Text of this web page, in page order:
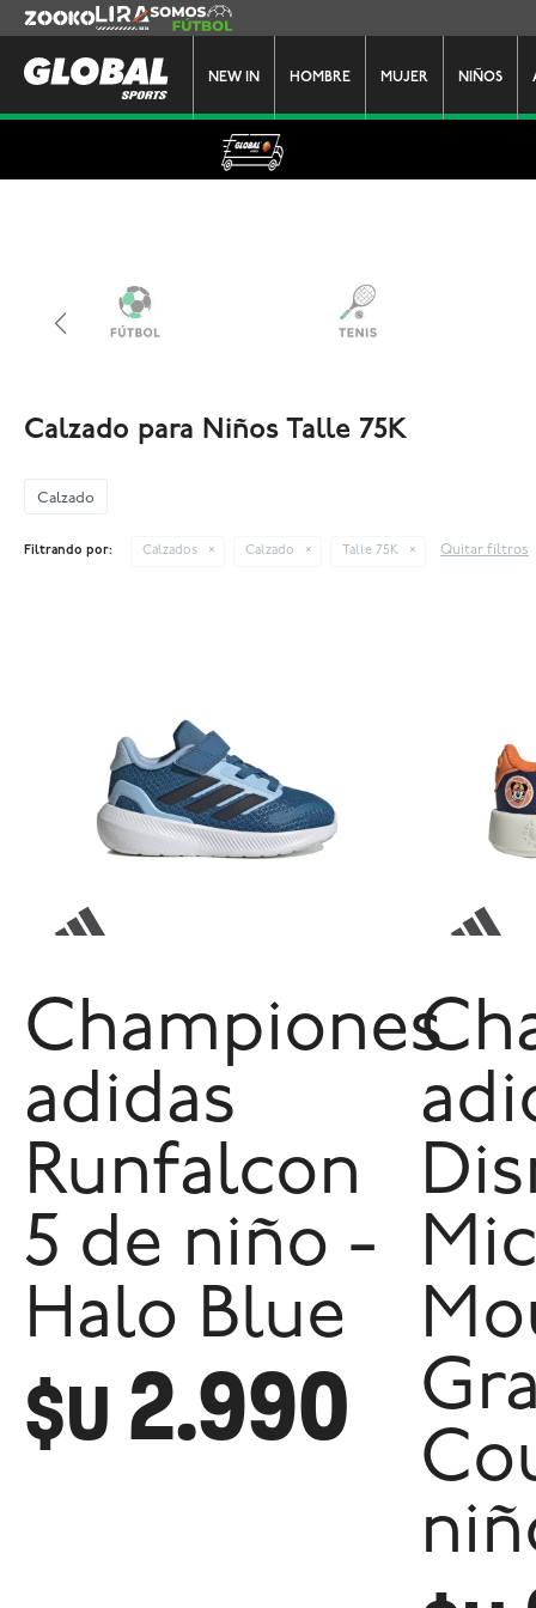
NEW IN HOMBRE MUJER NIÑOS
Zooko Lira Somos Futbol
Calzado para Niños Talle 75K
Calzado
Filtrando por: Calzados Calzado Talle 75K Quitar filtros
Championes
adidas
Runfalcon
5 de niño -
Halo Blue
$U 2.990